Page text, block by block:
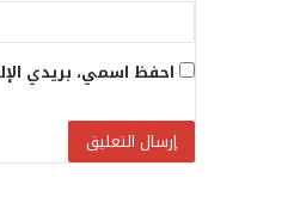
احفظ اسمي، بريدي